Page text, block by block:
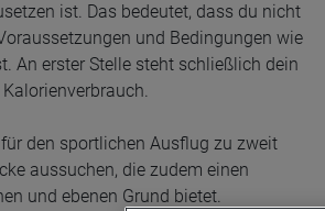
ist. Das bedeutet, dass du nicht
und Bedingungen wie
An erster Stelle steht schließlich dein
den sportlichen Ausflug zu zweit
aussuchen, die zudem einen
und ebenen Grund bietet.